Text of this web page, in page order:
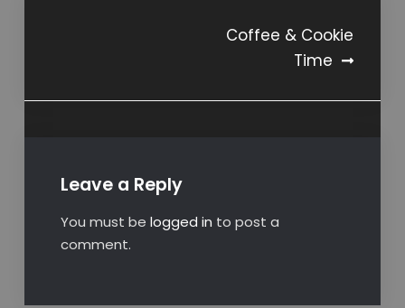
Coffee & Cookie
Time
Leave a Reply
You must be logged in to post a
comment.